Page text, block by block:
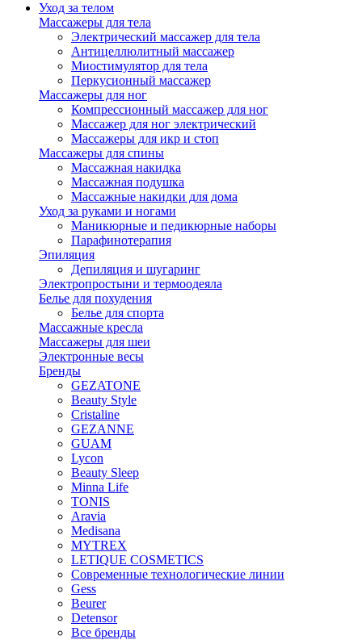
Уход за телом
Массажеры для тела
Электрический массажер для тела
Антицеллюлитный массажер
Миостимулятор для тела
Перкусионный массажер
Массажеры для ног
Компрессионный массажер для ног
Массажер для ног электрический
Массажеры для икр и стоп
Массажеры для спины
Массажная накидка
Массажная подушка
Массажные накидки для дома
Уход за руками и ногами
Маникюрные и педикюрные наборы
Парафинотерапия
Эпиляция
Депиляция и шугаринг
Электропростыни и термоодеяла
Белье для похудения
Белье для спорта
Массажные кресла
Массажеры для шеи
Электронные весы
Бренды
GEZATONE
Beauty Style
Cristaline
GEZANNE
GUAM
Lycon
Beauty Sleep
Minna Life
TONIS
Aravia
Medisana
MYTREX
LETIQUE COSMETICS
Современные технологические линии
Gess
Beurer
Detensor
Все бренды